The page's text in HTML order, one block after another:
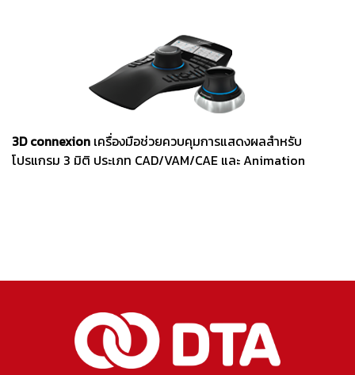
3D connexion เครื่องมือช่วยควบคุมการแสดงผลสำหรับ
โปรแกรม 3 มิติ ประเภท CAD/VAM/CAE และ Animation